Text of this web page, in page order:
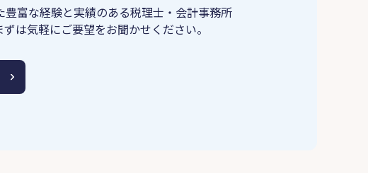
豊富な経験と実績のある税理士・会計事務所
は気軽にご要望をお聞かせください。